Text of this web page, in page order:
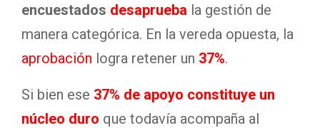
encuestados desaprueba la gestión de
manera categórica. En la vereda opuesta, la
aprobación logra retener un 37%.
Si bien ese 37% de apoyo constituye un
núcleo duro que todavía acompaña al